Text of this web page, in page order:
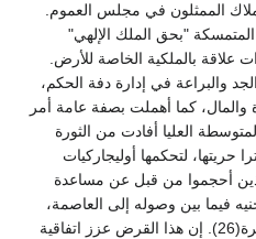
الملاك الممثلون في مجلس العموم.
المتمسكة "بحق الملك الإلهي"
علاقة بالملكية الخاصة للأرض.
والبراعة في إدارة دفة الحكم،
والمال، كما أهملت بصفة عامة أمر
العليا أفادت من الثورة
لتحكمها أوليجاركيات
أحجموا من قبل عن مساعدة
فيما بين وصوله إلى العاصمة،
وتسلمه اعتمادات البرلمان لأول مرة(26). إن هذا القرض عزز اتفاقية